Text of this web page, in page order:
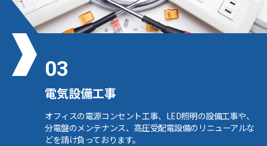
03
電気設備⼯事
オフィスの電源コンセント⼯事、LED照明の設備⼯事や、
分電盤のメンテナンス、⾼圧受配電設備のリニューアルな
どを請け負っております。